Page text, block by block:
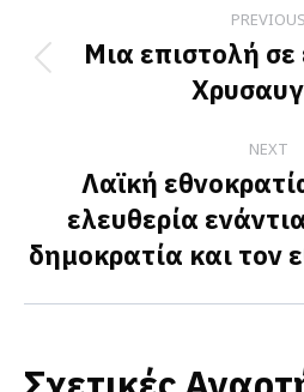
navigation
PREVIOUS
Μια επιστολή
NEXT
Λαϊκή
ελευθερία
δημοκρατία και τον